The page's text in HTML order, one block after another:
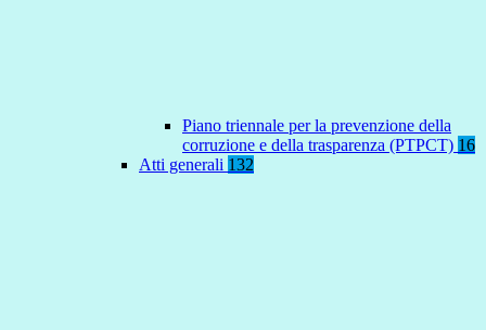
Piano triennale per la prevenzione della
corruzione e della trasparenza (PTPCT) 16
Atti generali 132